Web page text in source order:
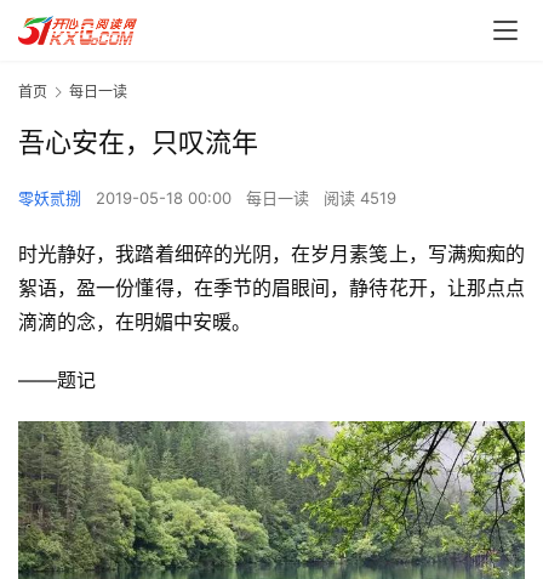
首页 每日一读
吾心安在，只叹流年
零妖贰捌 2019-05-18 00:00 每日一读 阅读 4519
时光静好，我踏着细碎的光阴，在岁月素笺上，写满痴痴的
絮语，盈一份懂得，在季节的眉眼间，静待花开，让那点点
滴滴的念，在明媚中安暖。
——题记